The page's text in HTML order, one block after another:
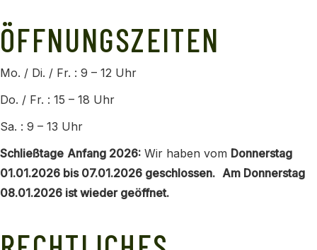
ÖFFNUNGSZEITEN
Mo. / Di. / Fr. : 9 – 12 Uhr
Do. / Fr. : 15 – 18 Uhr
Sa. : 9 – 13 Uhr
Schließtage Anfang 2026: Wir haben vom Donnerstag
01.01.2026 bis 07.01.2026 geschlossen. Am Donnerstag
08.01.2026 ist wieder geöffnet.